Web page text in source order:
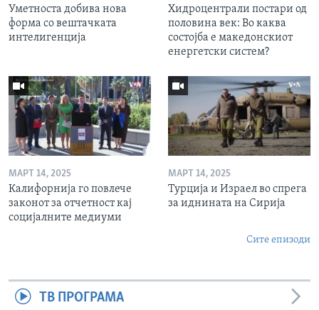
Уметноста добива нова
форма со вештачката
интелигенција
Хидроцентрали постари од
половина век: Во каква
состојба е македонскиот
енергетски систем?
МАРТ 14, 2025
Калифорнија го повлече
законот за отчетност кај
социјалните медиуми
МАРТ 14, 2025
Турција и Израел во спрега
за иднината на Сирија
Сите епизоди
ТВ ПРОГРАМА